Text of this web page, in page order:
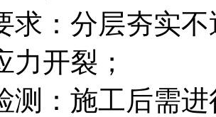
求：分层夯实
力开裂；
测：施工后需